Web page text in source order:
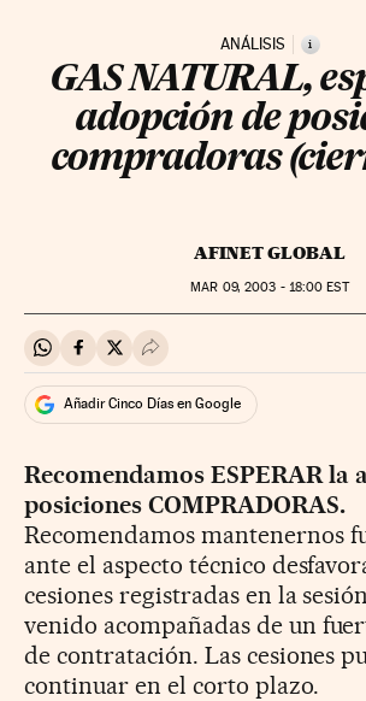
ANÁLISIS i
GAS NATURAL,
adopción de
compradoras
AFINET GLOBAL
MAR 09, 2003 - 18:00 EST
Compartir en Whatsapp
Compartir en Facebook
Compartir en Twitter
Desplegar Redes Sociales
Añadir Cinco Días en Google
Recomendamos ESPERAR la
posiciones COMPRADORAS.
Recomendamos mantenernos
ante el aspecto técnico
cesiones registradas en la
venido acompañadas de un
de contratación. Las cesiones
continuar en el corto plazo.